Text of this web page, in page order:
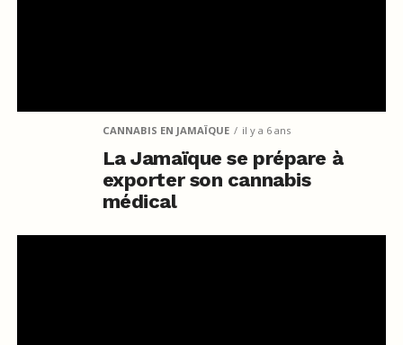
CANNABIS EN JAMAÏQUE il y a 6 ans
La Jamaïque se prépare à
exporter son cannabis
médical